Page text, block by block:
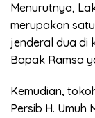
Menurutnya,
merupakan
jenderal dua di
Bapak Ramsa
Kemudian,
Persib H. Umuh